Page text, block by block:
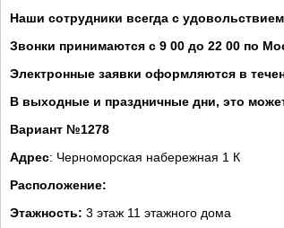
Наши сотрудники всегда с
Звонки принимаются с 9 00 до 22 00 по
Электронные заявки оформляются в
В выходные и праздничные дни, это
Вариант №1278
Адрес: Черноморская набережная 1 К
Расположение:
Этажность: 3 этаж 11 этажного дома